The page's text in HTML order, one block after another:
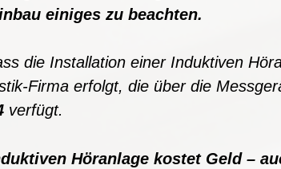
einiges zu beachten.
die Installation einer Induktiven
Firma erfolgt, die über die
verfügt.
uktiven Höranlage kostet Geld –